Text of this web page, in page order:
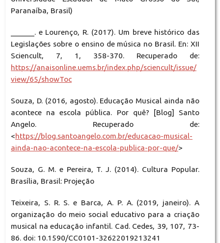
Paranaíba, Brasil)
______. e Lourenço, R. (2017). Um breve histórico das
Legislações sobre o ensino de música no Brasil. En: XII
Sciencult, 7, 1, 358-370. Recuperado de:
https://anaisonline.uems.br/index.php/sciencult/issue/
view/65/showToc
Souza, D. (2016, agosto). Educação Musical ainda não
acontece na escola pública. Por quê? [Blog] Santo
Angelo. Recuperado de:
<https://blog.santoangelo.com.br/educacao-musical-
ainda-nao-acontece-na-escola-publica-por-que/>
Souza, G. M. e Pereira, T. J. (2014). Cultura Popular.
Brasília, Brasil: Projeção
Teixeira, S. R. S. e Barca, A. P. A. (2019, janeiro). A
organização do meio social educativo para a criação
musical na educação infantil. Cad. Cedes, 39, 107, 73-
86. doi: 10.1590/CC0101-32622019213241